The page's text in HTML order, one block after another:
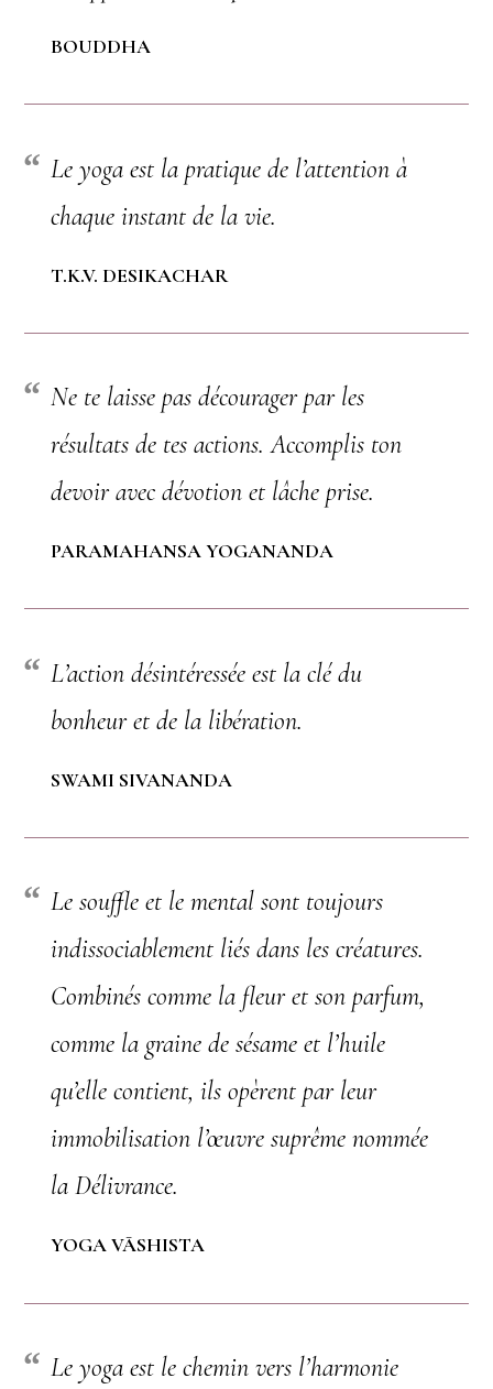
BOUDDHA
Le yoga est la pratique de l’attention à
chaque instant de la vie.
T.K.V. DESIKACHAR
Ne te laisse pas décourager par les
résultats de tes actions. Accomplis ton
devoir avec dévotion et lâche prise.
PARAMAHANSA YOGANANDA
L’action désintéressée est la clé du
bonheur et de la libération.
SWAMI SIVANANDA
Le souffle et le mental sont toujours
indissociablement liés dans les créatures.
Combinés comme la fleur et son parfum,
comme la graine de sésame et l’huile
qu’elle contient, ils opèrent par leur
immobilisation l’œuvre suprême nommée
la Délivrance.
YOGA VĀSHISTA
Le yoga est le chemin vers l’harmonie